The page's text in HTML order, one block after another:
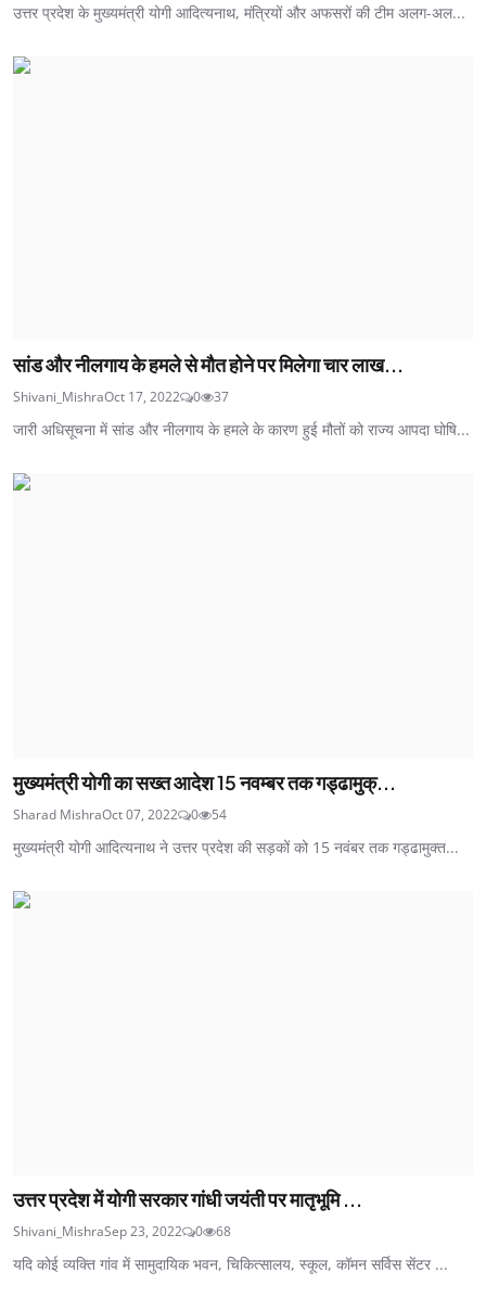
उत्तर प्रदेश के मुख्यमंत्री योगी आदित्यनाथ, मंत्रियों और अफसरों की टीम अलग-अल...
सांड और नीलगाय के हमले से मौत होने पर मिलेगा चार लाख...
Shivani_MishraOct 17, 2022 0 37
जारी अधिसूचना में सांड और नीलगाय के हमले के कारण हुई मौतों को राज्य आपदा घोषि...
मुख्यमंत्री योगी का सख्त आदेश 15 नवम्बर तक गड्ढामुक्...
Sharad MishraOct 07, 2022 0 54
मुख्यमंत्री योगी आदित्यनाथ ने उत्तर प्रदेश की सड़कों को 15 नवंबर तक गड्ढामुक्त...
उत्तर प्रदेश में योगी सरकार गांधी जयंती पर मातृभूमि ...
Shivani_MishraSep 23, 2022 0 68
यदि कोई व्यक्ति गांव में सामुदायिक भवन, चिकित्सालय, स्कूल, कॉमन सर्विस सेंटर ...